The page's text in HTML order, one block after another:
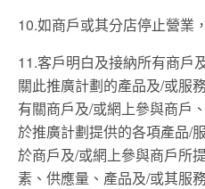
10.如商戶或其分店停止營業
11.客戶明白及接納所有商戶
關此推廣計劃的產品及/或服
有關商戶及/或網上參與商戶
於推廣計劃提供的各項產品/
於商戶及/或網上參與商戶所
素、供應量、產品及/或其服